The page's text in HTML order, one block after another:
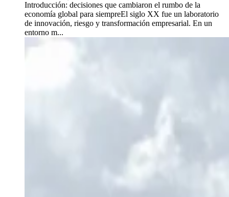
Introducción: decisiones que cambiaron el rumbo de la
economía global para siempreEl siglo XX fue un laboratorio
de innovación, riesgo y transformación empresarial. En un
entorno m...